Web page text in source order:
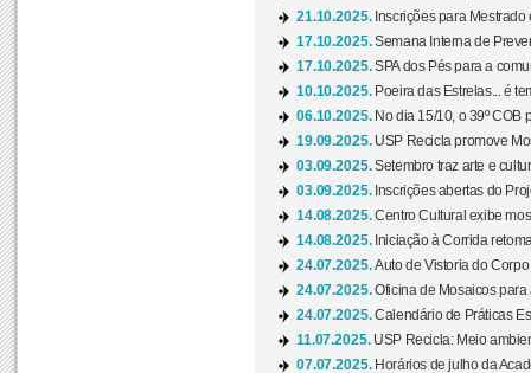
21.10.2025. Inscrições para
17.10.2025.Semana Interna de
17.10.2025.SPA dos Pés para a
10.10.2025. Poeira das Estrelas... é
06.10.2025. No dia 15/10, o 39º COB
19.09.2025. USP Recicla promove
03.09.2025.Setembro traz arte e
03.09.2025. Inscrições abertas do
14.08.2025.Centro Cultural exibe
14.08.2025. Iniciação à Corrida
24.07.2025.Auto de Vistoria do
24.07.2025.Oficina de Mosaicos
24.07.2025.Calendário de Práticas
11.07.2025. USP Recicla: Meio
07.07.2025. Horários de julho da